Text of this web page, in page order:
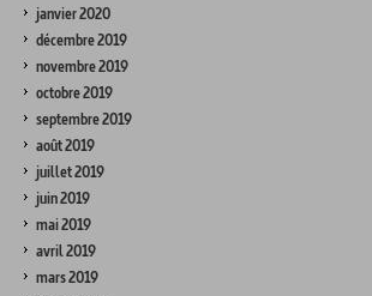
janvier 2020
décembre 2019
novembre 2019
octobre 2019
septembre 2019
août 2019
juillet 2019
juin 2019
mai 2019
avril 2019
mars 2019